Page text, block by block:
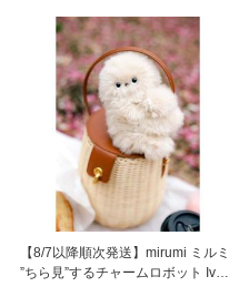
【8/7以降順次発送】mirumi ミルミ
”ちら見”するチャームロボット Ivory